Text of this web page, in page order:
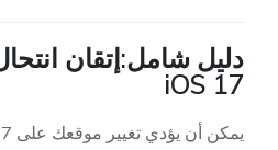
دليل شامل:إتقان
iOS 17